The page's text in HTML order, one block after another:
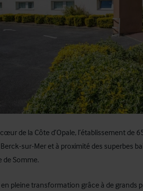
de la Côte d’Opale, l’établissement de
sur-Mer et à proximité des superbes
de Somme.
en pleine transformation grâce à de grands